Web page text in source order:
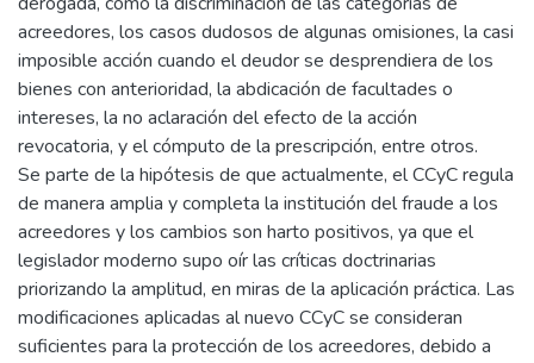
acreedores, los casos dudosos de algunas omisiones, la casi
imposible acción cuando el deudor se desprendiera de los
bienes con anterioridad, la abdicación de facultades o
intereses, la no aclaración del efecto de la acción
revocatoria, y el cómputo de la prescripción, entre otros.
Se parte de la hipótesis de que actualmente, el CCyC regula
de manera amplia y completa la institución del fraude a los
acreedores y los cambios son harto positivos, ya que el
legislador moderno supo oír las críticas doctrinarias
priorizando la amplitud, en miras de la aplicación práctica. Las
modificaciones aplicadas al nuevo CCyC se consideran
suficientes para la protección de los acreedores, debido a